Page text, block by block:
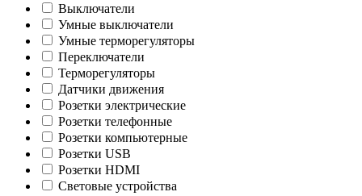
Выключатели
Умные выключатели
Умные терморегуляторы
Переключатели
Терморегуляторы
Датчики движения
Розетки электрические
Розетки телефонные
Розетки компьютерные
Розетки USB
Розетки HDMI
Световые устройства